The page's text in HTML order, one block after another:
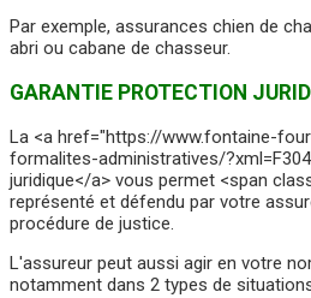
Par exemple, assurances chien de
abri ou cabane de chasseur.
GARANTIE PROTECTION
La <a href="https://www.fontaine-
formalites-administratives/
juridique</a> vous permet <span
représenté et défendu par votre
procédure de justice.
L'assureur peut aussi agir en votre
notamment dans 2 types de